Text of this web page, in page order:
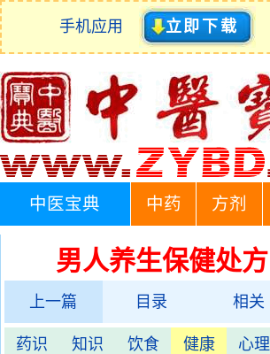
手机应用 立即下载
中医宝典 中药 方剂
男人养生保健处方
上一篇 目录 相关
药识 知识 饮食 健康 心理